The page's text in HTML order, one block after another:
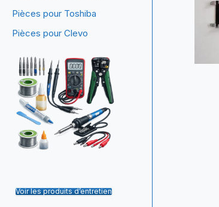
Pièces pour Toshiba
Pièces pour Clevo
Voir les produits d’entretien